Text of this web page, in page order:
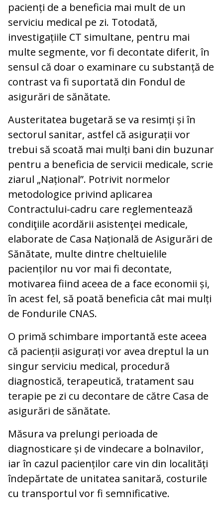
pacienți de a beneficia mai mult de un
serviciu medical pe zi. Totodată,
investigațiile CT simultane, pentru mai
multe segmente, vor fi decontate diferit, în
sensul că doar o examinare cu substanță de
contrast va fi suportată din Fondul de
asigurări de sănătate.
Austeritatea bugetară se va resimți și în
sectorul sanitar, astfel că asigurații vor
trebui să scoată mai mulți bani din buzunar
pentru a beneficia de servicii medicale, scrie
ziarul „Național”. Potrivit normelor
metodologice privind aplicarea
Contractului-cadru care reglementează
condiţiile acordării asistenţei medicale,
elaborate de Casa Națională de Asigurări de
Sănătate, multe dintre cheltuielile
pacienților nu vor mai fi decontate,
motivarea fiind aceea de a face economii și,
în acest fel, să poată beneficia cât mai mulți
de Fondurile CNAS.
O primă schimbare importantă este aceea
că pacienții asigurați vor avea dreptul la un
singur serviciu medical, procedură
diagnostică, terapeutică, tratament sau
terapie pe zi cu decontare de către Casa de
asigurări de sănătate.
Măsura va prelungi perioada de
diagnosticare și de vindecare a bolnavilor,
iar în cazul pacienților care vin din localități
îndepărtate de unitatea sanitară, costurile
cu transportul vor fi semnificative.